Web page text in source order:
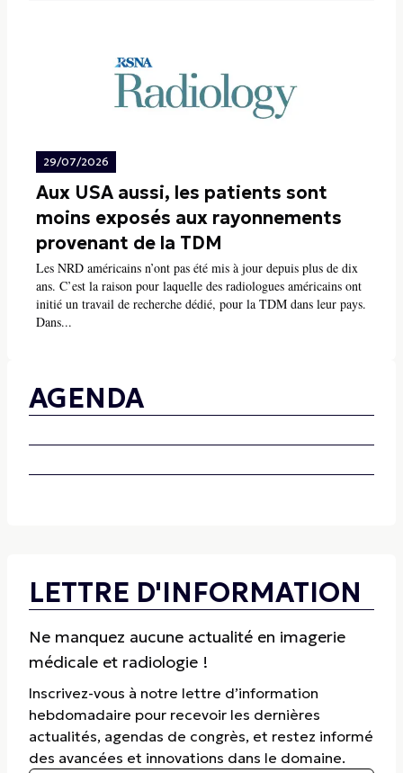
29/07/2026
Aux USA aussi, les patients sont
moins exposés aux rayonnements
provenant de la TDM
Les NRD américains n’ont pas été mis à jour depuis plus de dix
ans. C’est la raison pour laquelle des radiologues américains ont
initié un travail de recherche dédié, pour la TDM dans leur pays.
Dans...
AGENDA
LETTRE D'INFORMATION
Ne manquez aucune actualité en imagerie
médicale et radiologie !
Inscrivez-vous à notre lettre d’information
hebdomadaire pour recevoir les dernières
actualités, agendas de congrès, et restez informé
des avancées et innovations dans le domaine.